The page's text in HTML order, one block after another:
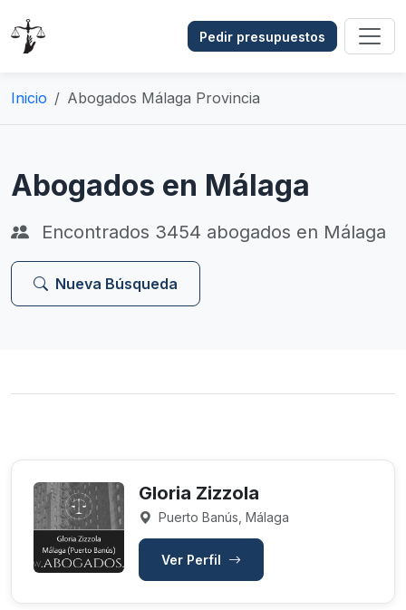
Pedir presupuestos
Inicio Abogados Málaga Provincia
Abogados en Málaga
Encontrados 3454 abogados en Málaga
Nueva Búsqueda
Gloria Zizzola
Puerto Banús, Málaga
Ver Perfil